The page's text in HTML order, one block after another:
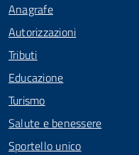
Anagrafe
Autorizzazioni
Tributi
Educazione
Turismo
Salute e benessere
Sportello unico